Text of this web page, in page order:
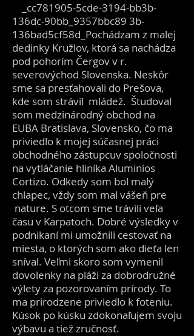
_cc781905-5cde-3194-bb3b-
136dc-90bb_9357bbc89 3b-
136bad5cf58d_Pochádzam z malej
dedinky Kružlov, ktorá sa nachádza
pod pohorím Čergov v r.
severovýchod Slovenska. Neskôr
sme sa presťahovali do Prešova,
kde som strávil mládež. Študoval
som medzinárodný obchod na
EUBA Bratislava, Slovensko, čo ma
priviedlo k mojej súčasnej práci
obchodného zástupcuv spoločnosti
na vytláčanie hliníka Aluminios
Cortizo. Odkedy som bol malý
chlapec, vždy som mal vášeň pre
nature. S otcom sme trávili veľa
času v Karpatoch. Dobré výsledky v
podnikaní mi umožnili cestovať na
miesta, o ktorých som ako dieťa len
sníval. Veľmi skoro som vymenil
dovolenky na pláži za dobrodružné
výlety za pozorovaním prírody. To
ma prirodzene priviedlo k foteniu.
Kúsok po kúsku zdokonaľujem svoju
výbavu a tiež zručnosť.